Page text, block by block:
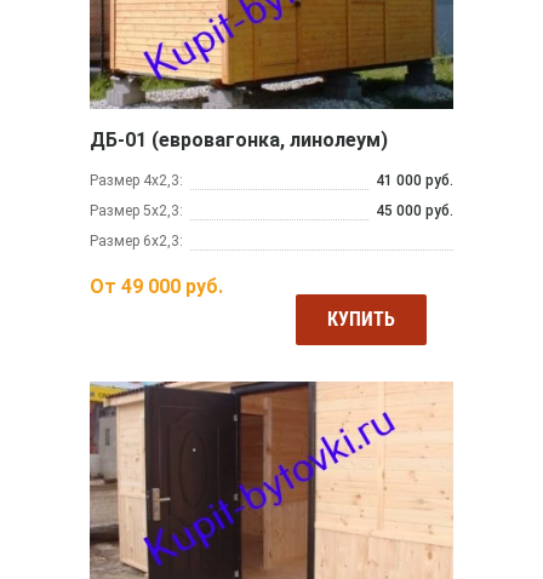
ДБ-01 (евровагонка, линолеум)
Размер 4х2,3:
41 000 руб.
Размер 5х2,3:
45 000 руб.
Размер 6х2,3:
От 49 000 руб.
КУПИТЬ